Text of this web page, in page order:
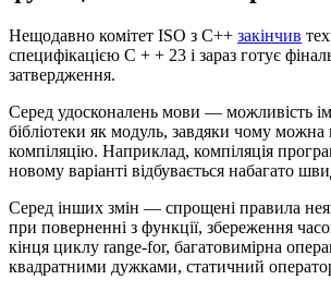
Нещодавно комітет ISO з C++ закінчив
специфікацією C + + 23 і зараз готує
затвердження.
Серед удосконалень мови — можливість
бібліотеки як модуль, завдяки чому можна
компіляцію. Наприклад, компіляція
новому варіанті відбувається набагато
Серед інших змін — спрощені правила
при поверненні з функції, збереження
кінця циклу range-for, багатовимірна
квадратними дужками, статичний